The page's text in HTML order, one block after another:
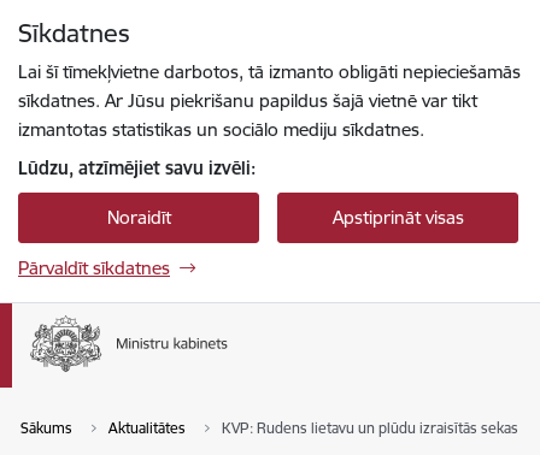
Sīkdatnes
Lai šī tīmekļvietne darbotos, tā izmanto obligāti nepieciešamās
sīkdatnes. Ar Jūsu piekrišanu papildus šajā vietnē var tikt
izmantotas statistikas un sociālo mediju sīkdatnes.
Lūdzu, atzīmējiet savu izvēli:
Noraidīt Apstiprināt visas
Pārvaldīt sīkdatnes
Sākums Aktualitātes KVP: Rudens lietavu un plūdu izraisītās sekas